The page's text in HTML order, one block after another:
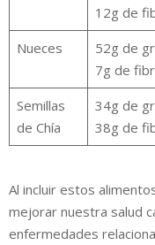
12g de
Nueces
52g de
7g de
Semillas
de Chía
34g de
38g de
Al incluir estos
mejorar nuestra salud
enfermedades